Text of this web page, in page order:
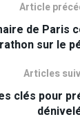
Article
de
sur le
Articles
clés pour